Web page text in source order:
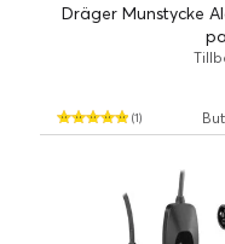
Dräger Munstycke
(1)